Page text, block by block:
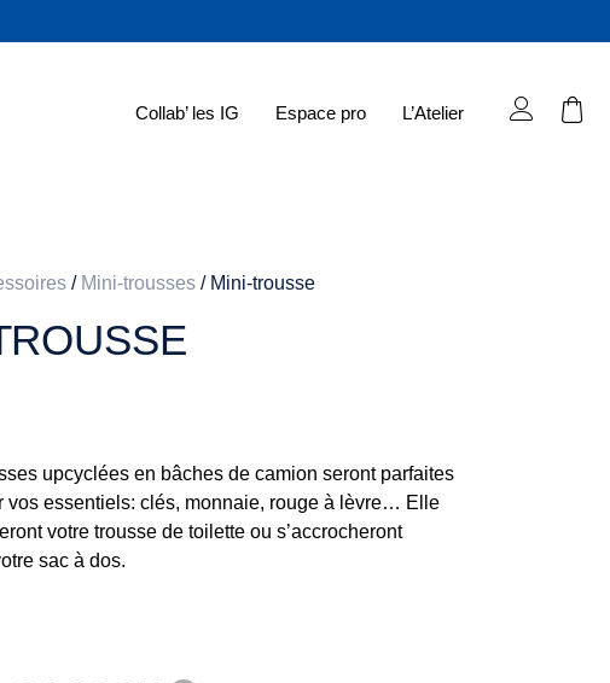
Collab’ les IG Espace pro L’Atelier
/ Mini-trousses / Mini-trousse
upcyclées en bâches de camion seront parfaites
vos essentiels: clés, monnaie, rouge à lèvre… Elle
votre trousse de toilette ou s’accrocheront
sac à dos.